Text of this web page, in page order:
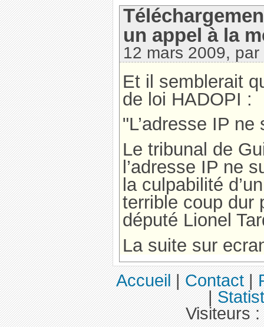
un appel à la
12 mars 2009, par
Et il semblerait
de loi HADOPI :
"L’adresse IP
Le tribunal de
l’adresse IP ne
la culpabilité
terrible coup dur
député Lionel
La suite sur
Accueil|Contact|
|
Visiteurs :